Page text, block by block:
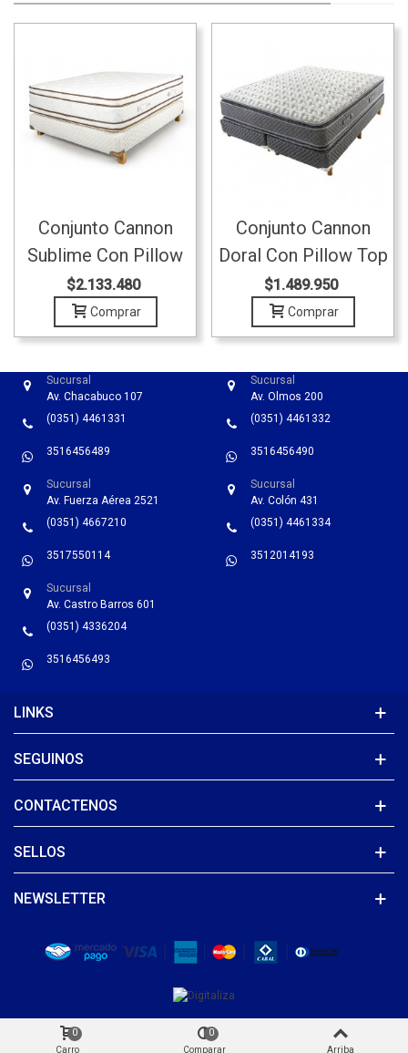
Conjunto Cannon
Sublime Con Pillow
Top 200x200
$2.133.480
Comprar
Conjunto Cannon
Doral Con Pillow Top
180x200
$1.489.950
Comprar
Sucursal
Av. Chacabuco 107
(0351) 4461331
3516456489
Sucursal
Av. Olmos 200
(0351) 4461332
3516456490
Sucursal
Av. Fuerza Aérea 2521
(0351) 4667210
3517550114
Sucursal
Av. Colón 431
(0351) 4461334
3512014193
Sucursal
Av. Castro Barros 601
(0351) 4336204
3516456493
LINKS
SEGUINOS
CONTACTENOS
SELLOS
NEWSLETTER
Carro
0
Comparar
0
Arriba